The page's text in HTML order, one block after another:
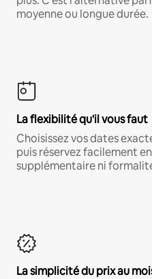
moyenne ou longue durée.
La flexibilité qu'il vous faut
Choisissez vos dates
puis réservez facilement
supplémentaire ni
La simplicité du prix au